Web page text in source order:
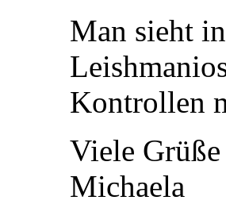
Man sieht
Kontrollen
Viele Grüße
Michaela